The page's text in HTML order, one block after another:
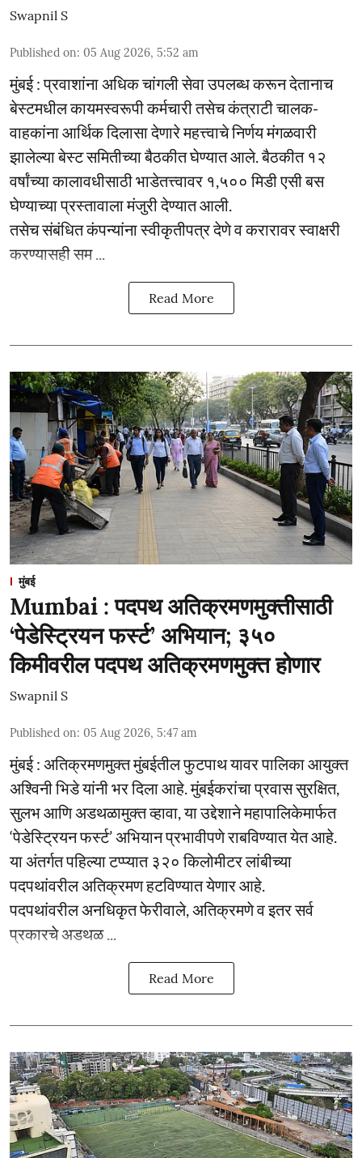
Swapnil S
Published on: 05 Aug 2026, 5:52 am
मुंबई : प्रवाशांना अधिक चांगली सेवा उपलब्ध करून देतानाच
बेस्टमधील कायमस्वरूपी कर्मचारी तसेच कंत्राटी चालक-
वाहकांना आर्थिक दिलासा देणारे महत्त्वाचे निर्णय मंगळवारी
झालेल्या बेस्ट समितीच्या बैठकीत घेण्यात आले. बैठकीत १२
वर्षांच्या कालावधीसाठी भाडेतत्त्वावर १,५०० मिडी एसी बस
घेण्याच्या प्रस्तावाला मंजुरी देण्यात आली.
तसेच संबंधित कंपन्यांना स्वीकृतीपत्र देणे व करारावर स्वाक्षरी
करण्यासही सम ...
Read More
मुंबई
Mumbai : पदपथ अतिक्रमणमुक्तीसाठी
‘पेडेस्ट्रियन फर्स्ट’ अभियान; ३५०
किमीवरील पदपथ अतिक्रमणमुक्त होणार
Swapnil S
Published on: 05 Aug 2026, 5:47 am
मुंबई : अतिक्रमणमुक्त मुंबईतील फुटपाथ यावर पालिका आयुक्त
अश्विनी भिडे यांनी भर दिला आहे. मुंबईकरांचा प्रवास सुरक्षित,
सुलभ आणि अडथळामुक्त व्हावा, या उद्देशाने महापालिकेमार्फत
‘पेडेस्ट्रियन फर्स्ट’ अभियान प्रभावीपणे राबविण्यात येत आहे.
या अंतर्गत पहिल्या टप्प्यात ३२० किलोमीटर लांबीच्या
पदपथांवरील अतिक्रमण हटविण्यात येणार आहे.
पदपथांवरील अनधिकृत फेरीवाले, अतिक्रमणे व इतर सर्व
प्रकारचे अडथळ ...
Read More